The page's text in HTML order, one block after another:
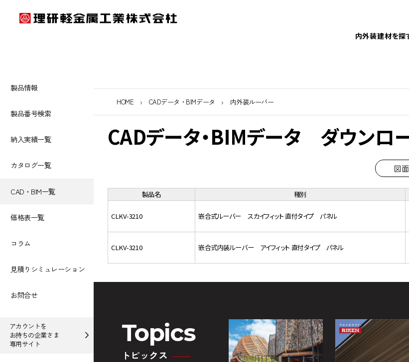
内外装建材を探
製品情報
製品番号検索
納入実績一覧
カタログ一覧
CAD・BIM一覧
価格表一覧
コラム
見積りシミュレーション
お問合せ
アカウントを
お持ちの企業さま
専用サイト
HOME CADデータ・BIMデータ 内外装ルーバー
CADデータ・BIMデータ ダウンロ
図
製品名 種別
CLKV-3210 嵌合式ルーバー スカイフィット 直付タイプ パネル
CLKV-3210 嵌合式内装ルーバー アイフィット 直付タイプ パネル
Topics
トピックス